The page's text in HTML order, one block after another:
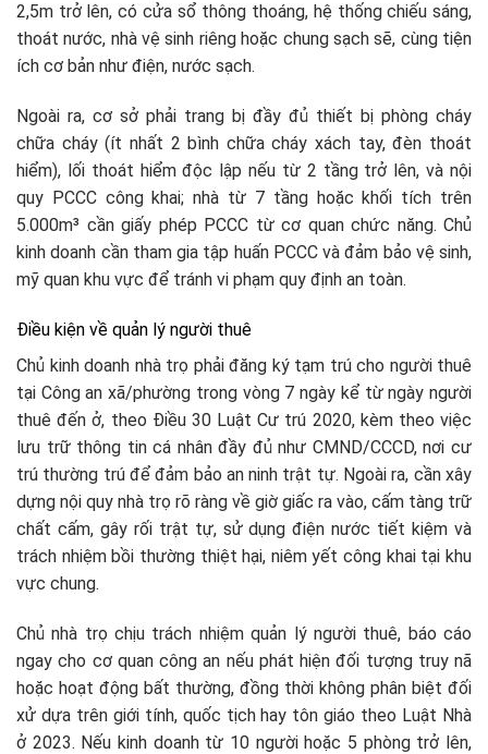
2,5m trở lên, có cửa sổ thông thoáng, hệ thống chiếu sáng,
thoát nước, nhà vệ sinh riêng hoặc chung sạch sẽ, cùng tiện
ích cơ bản như điện, nước sạch.​
Ngoài ra, cơ sở phải trang bị đầy đủ thiết bị phòng cháy
chữa cháy (ít nhất 2 bình chữa cháy xách tay, đèn thoát
hiểm), lối thoát hiểm độc lập nếu từ 2 tầng trở lên, và nội
quy PCCC công khai; nhà từ 7 tầng hoặc khối tích trên
5.000m³ cần giấy phép PCCC từ cơ quan chức năng. Chủ
kinh doanh cần tham gia tập huấn PCCC và đảm bảo vệ sinh,
mỹ quan khu vực để tránh vi phạm quy định an toàn.
Điều kiện về quản lý người thuê
Chủ kinh doanh nhà trọ phải đăng ký tạm trú cho người thuê
tại Công an xã/phường trong vòng 7 ngày kể từ ngày người
thuê đến ở, theo Điều 30 Luật Cư trú 2020, kèm theo việc
lưu trữ thông tin cá nhân đầy đủ như CMND/CCCD, nơi cư
trú thường trú để đảm bảo an ninh trật tự. Ngoài ra, cần xây
dựng nội quy nhà trọ rõ ràng về giờ giấc ra vào, cấm tàng trữ
chất cấm, gây rối trật tự, sử dụng điện nước tiết kiệm và
trách nhiệm bồi thường thiệt hại, niêm yết công khai tại khu
vực chung.​
Chủ nhà trọ chịu trách nhiệm quản lý người thuê, báo cáo
ngay cho cơ quan công an nếu phát hiện đối tượng truy nã
hoặc hoạt động bất thường, đồng thời không phân biệt đối
xử dựa trên giới tính, quốc tịch hay tôn giáo theo Luật Nhà
ở 2023. Nếu kinh doanh từ 10 người hoặc 5 phòng trở lên,